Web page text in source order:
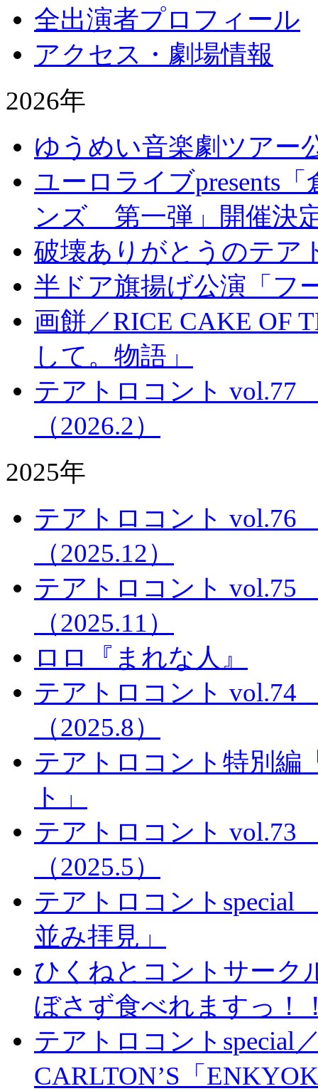
全出演者プロフィール
アクセス・劇場情報
2026年
ゆうめい音楽劇ツアー
ユーロライブpresents
ンズ 第一弾」開催決
破壊ありがとうのテア
半ドア旗揚げ公演「フ
画餅／RICE CAKE OF
して。物語」
テアトロコント
（2026.2）
2025年
テアトロコント
（2025.12）
テアトロコント
（2025.11）
ロロ『まれな人』
テアトロコント
（2025.8）
テアトロコント特別編
ト」
テアトロコント
（2025.5）
テアトロコント
並み拝見」
ひくねとコントサーク
ぼさず食べれますっ！
テアトロコントspecial
CARLTON’S「